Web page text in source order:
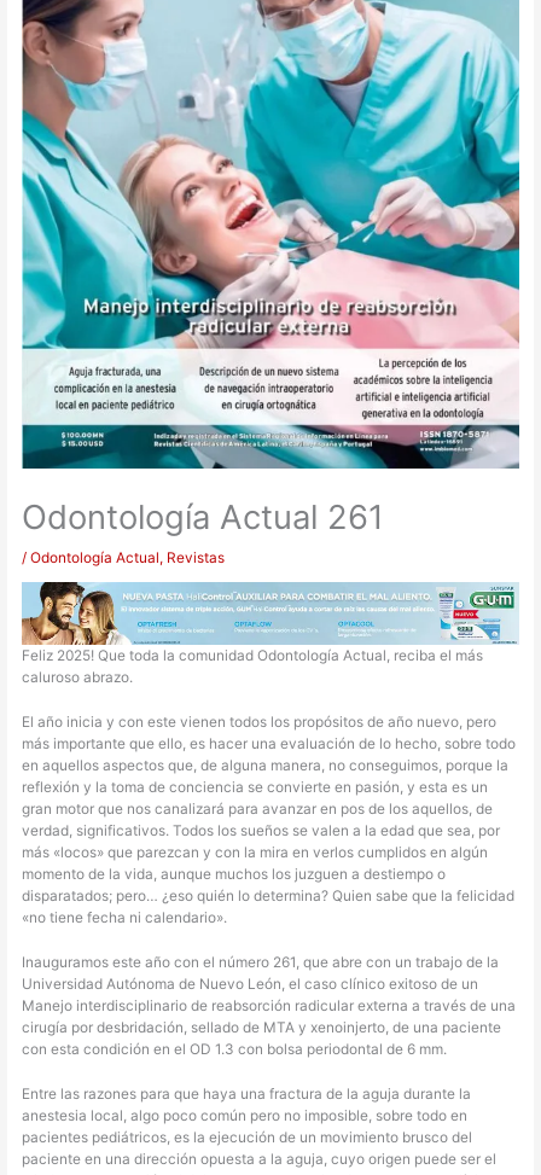
Odontología Actual 261
/Odontología Actual, Revistas
Feliz 2025! Que toda la comunidad Odontología Actual, reciba el más
caluroso abrazo.
El año inicia y con este vienen todos los propósitos de año nuevo, pero
más importante que ello, es hacer una evaluación de lo hecho, sobre todo
en aquellos aspectos que, de alguna manera, no conseguimos, porque la
reflexión y la toma de conciencia se convierte en pasión, y esta es un
gran motor que nos canalizará para avanzar en pos de los aquellos, de
verdad, significativos. Todos los sueños se valen a la edad que sea, por
más «locos» que parezcan y con la mira en verlos cumplidos en algún
momento de la vida, aunque muchos los juzguen a destiempo o
disparatados; pero… ¿eso quién lo determina? Quien sabe que la felicidad
«no tiene fecha ni calendario».
Inauguramos este año con el número 261, que abre con un trabajo de la
Universidad Autónoma de Nuevo León, el caso clínico exitoso de un
Manejo interdisciplinario de reabsorción radicular externa a través de una
cirugía por desbridación, sellado de MTA y xenoinjerto, de una paciente
con esta condición en el OD 1.3 con bolsa periodontal de 6 mm.
Entre las razones para que haya una fractura de la aguja durante la
anestesia local, algo poco común pero no imposible, sobre todo en
pacientes pediátricos, es la ejecución de un movimiento brusco del
paciente en una dirección opuesta a la aguja, cuyo origen puede ser el